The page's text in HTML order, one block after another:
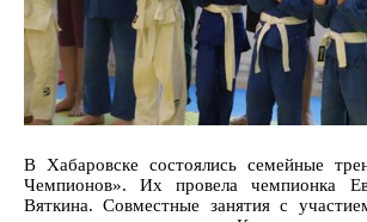
В Хабаровске состоялись семейные
Чемпионов». Их провела чемпионка
Вяткина. Совместные занятия с